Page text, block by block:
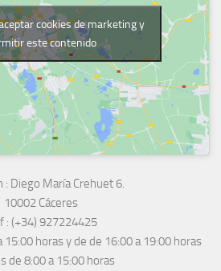
cookies de marketing y
este contenido
: Diego María Crehuet 6.
10002 Cáceres
: (+34) 927224425
15:00 horas y de de 16:00 a 19:00 horas
de 8:00 a 15:00 horas